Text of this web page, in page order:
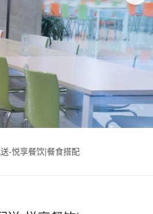
-悦享餐饮|餐食搭配